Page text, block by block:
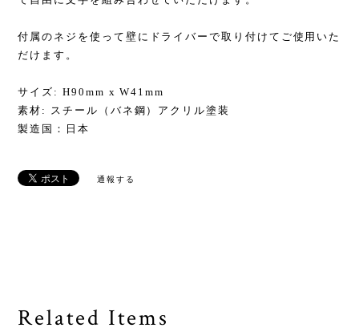
付属のネジを使って壁にドライバーで取り付けてご使用いた
だけます。
サイズ: H90mm x W41mm
素材: スチール（バネ鋼）アクリル塗装
製造国：日本
通報する
Related Items